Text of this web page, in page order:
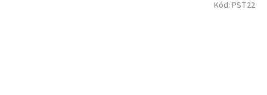
Kód: PST22